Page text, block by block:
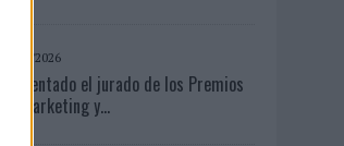
03/08/2026
Presentado el jurado de los Premios
de Marketing y...